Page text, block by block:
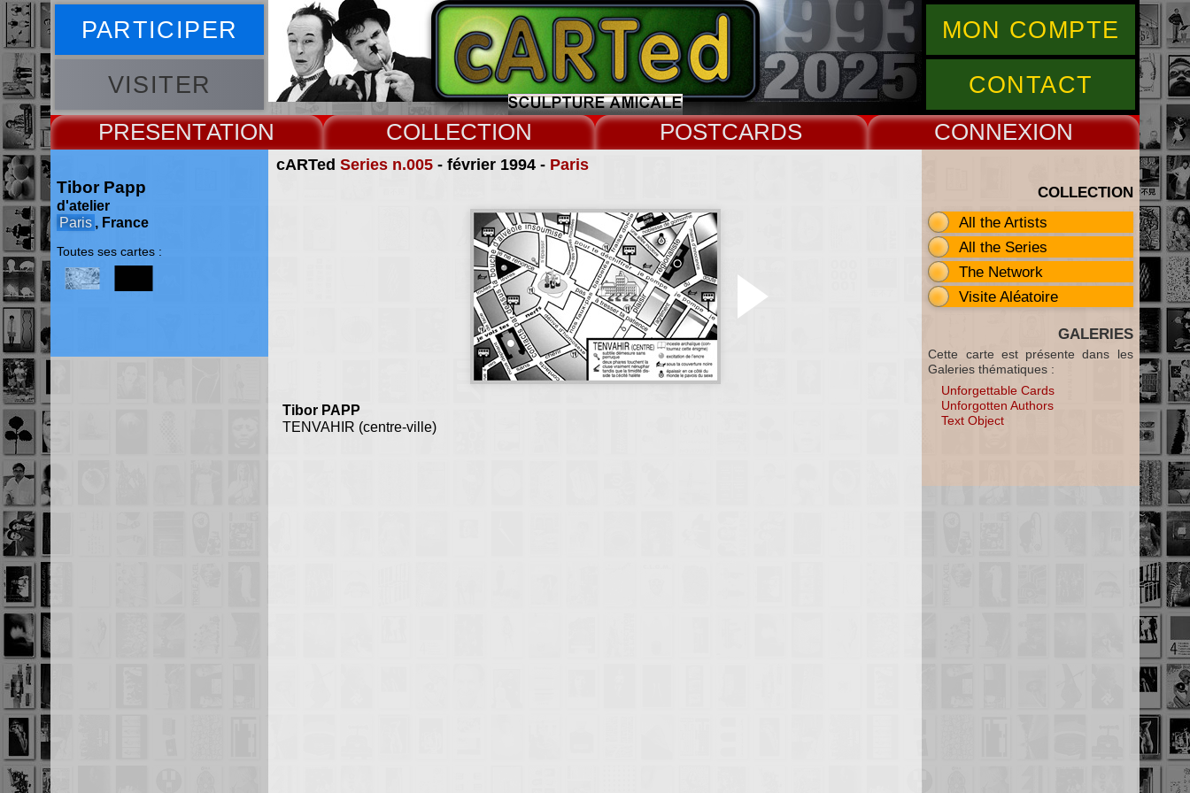
PARTICIPER
VISITER
MON COMPTE
CONTACT
PRESENT COLLECT CARDS CONNEX
cARTed Series n.005- février 1994 - Paris
Tibor PAPP
TENVAHIR (centre-ville)
Tibor Papp
d'atelier
Paris , France
Toutes ses cartes :
COLLECTION
All the Artists
All the Series
The Network
Visite Aléatoire
GALERIES
Cette carte est présente dans les
Galeries thématiques :
Unforgettable Cards
Unforgotten Authors
Text Object